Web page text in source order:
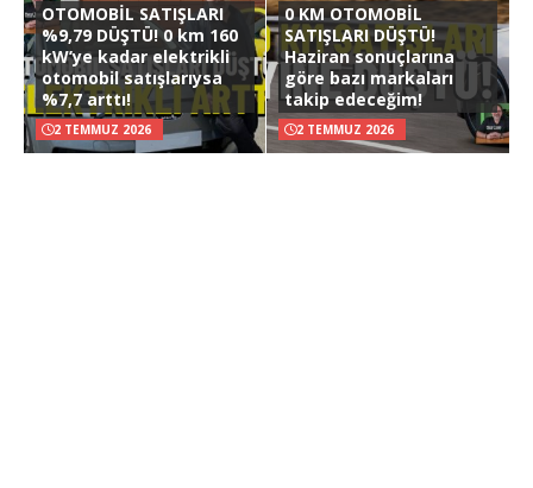
OTOMOBİL SATIŞLARI
%9,79 DÜŞTÜ! 0 km 160
kW’ye kadar elektrikli
otomobil satışlarıysa
%7,7 arttı!
2 TEMMUZ 2026
0 KM OTOMOBİL
SATIŞLARI DÜŞTÜ!
Haziran sonuçlarına
göre bazı markaları
takip edeceğim!
2 TEMMUZ 2026